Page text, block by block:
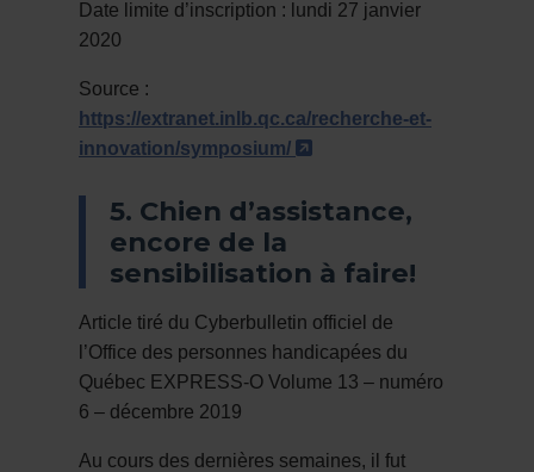
Date limite d’inscription : lundi 27 janvier
2020
Source :
https://extranet.inlb.qc.ca/recherche-et-
innovation/symposium/
- Cet hyperlien
5. Chien d’assistance,
encore de la
sensibilisation à faire!
Article tiré du Cyberbulletin officiel de
l’Office des personnes handicapées du
Québec EXPRESS-O Volume 13 – numéro
6 – décembre 2019
Au cours des dernières semaines, il fut